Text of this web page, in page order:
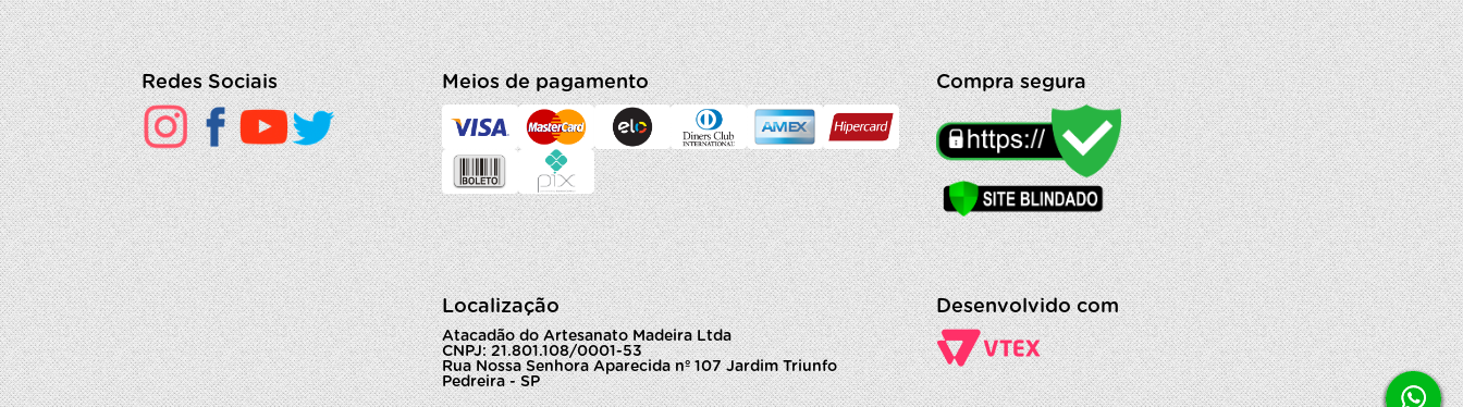
Redes Sociais Meios de pagamento Compra segura
Localização
Atacadão do Artesanato Madeira Ltda
CNPJ: 21.801.108/0001-53
Rua Nossa Senhora Aparecida nº 107 Jardim Triunfo
Pedreira - SP
Desenvolvido com